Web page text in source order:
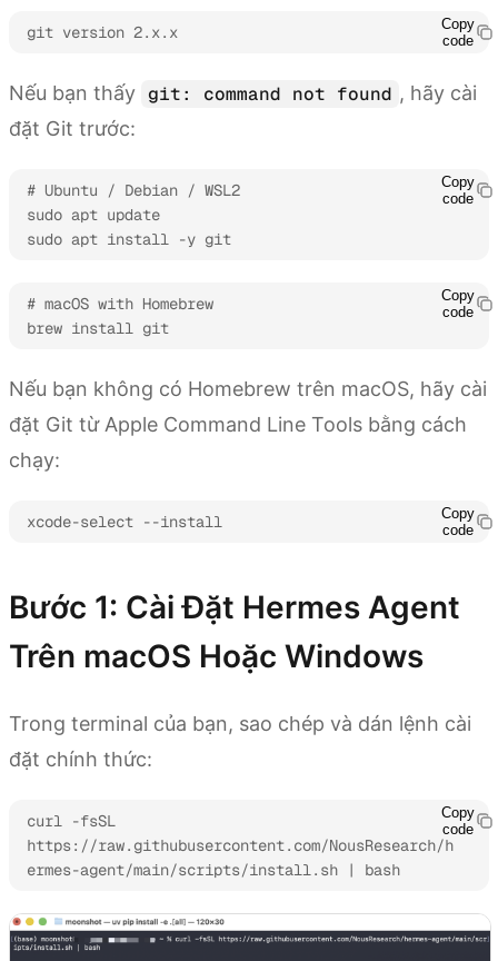
git version 2.x.x
Copy
code
Nếu bạn thấy git: command not found , hãy cài
đặt Git trước:
# Ubuntu / Debian / WSL2
sudo apt update
sudo apt install -y git
Copy
code
# macOS with Homebrew
brew install git
Copy
code
Nếu bạn không có Homebrew trên macOS, hãy cài
đặt Git từ Apple Command Line Tools bằng cách
chạy:
xcode-select --install
Copy
code
Bước 1: Cài Đặt Hermes Agent
Trên macOS Hoặc Windows
Trong terminal của bạn, sao chép và dán lệnh cài
đặt chính thức:
curl -fsSL
https://raw.githubusercontent.com/NousResearch/h
ermes-agent/main/scripts/install.sh | bash
Copy
code